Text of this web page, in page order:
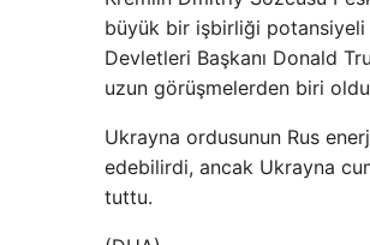
büyük bir işbirliği potansiyeli
Devletleri Başkanı Donald
uzun görüşmelerden biri
Ukrayna ordusunun Rus
edebilirdi, ancak Ukrayna
tuttu.